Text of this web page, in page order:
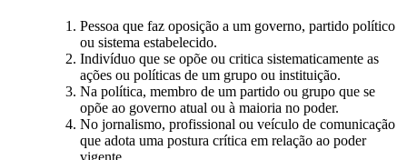
Pessoa que faz oposição a um governo, partido político
ou sistema estabelecido.
Indivíduo que se opõe ou critica sistematicamente as
ações ou políticas de um grupo ou instituição.
Na política, membro de um partido ou grupo que se
opõe ao governo atual ou à maioria no poder.
No jornalismo, profissional ou veículo de comunicação
que adota uma postura crítica em relação ao poder
vigente.